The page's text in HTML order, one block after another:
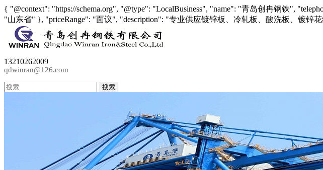
{ "@context": "https://schema.org", "@type": "LocalBusiness", "name": "青岛创冉钢铁",
"山东省" }, "priceRange": "面议", "description": "专业供应镀锌板、冷轧板、酸洗板、镀
13210262009
qdwinran@126.com
搜索